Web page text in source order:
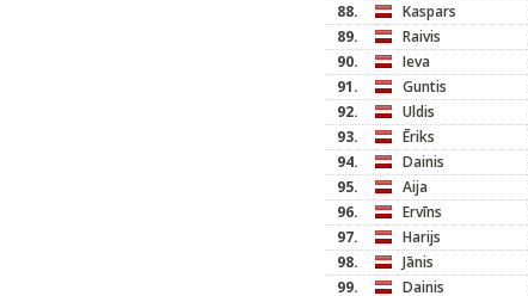
88.
Kaspars
89.
Raivis
90.
Ieva
91.
Guntis
92.
Uldis
93.
Ēriks
94.
Dainis
95.
Aija
96.
Ervīns
97.
Harijs
98.
Jānis
99.
Dainis